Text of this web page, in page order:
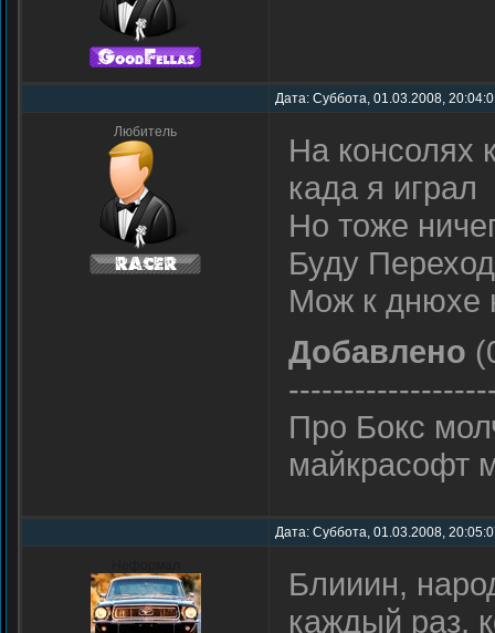
Дата: Суббота, 01.03.2008,
Любитель
На консолях
када я играл
Но тоже
Буду
Мож к днюхе
Добавлено
Про Бокс
майкрасофт
Дата: Суббота, 01.03.2008,
Блииин,
каждый раз,